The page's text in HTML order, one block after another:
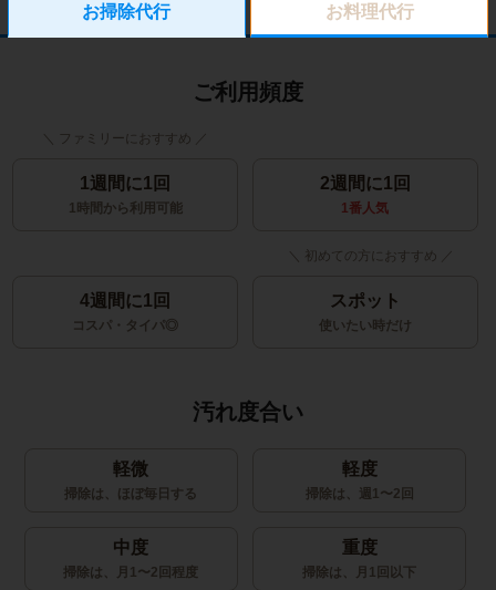
お掃除代行 お料理代行
ご利用頻度
1週間に1回
1時間から利用可能
2週間に1回
1番人気
4週間に1回
コスパ・タイパ◎
スポット
使いたい時だけ
汚れ度合い
軽微
掃除は、ほぼ毎日する
軽度
掃除は、週1〜2回
中度
掃除は、月1〜2回程度
重度
掃除は、月1回以下